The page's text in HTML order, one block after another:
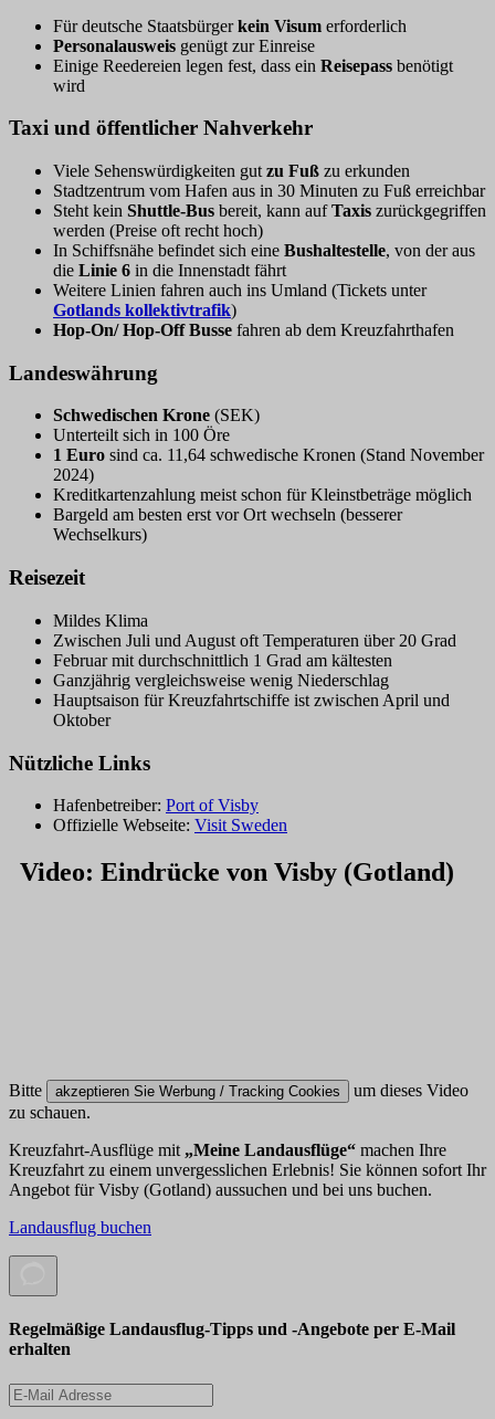
Für deutsche Staatsbürgerkein Visum erforderlich
Personalausweis genügt zur Einreise
Einige Reedereien legen fest, dass ein Reisepass benötigt
wird
Taxi und öffentlicher Nahverkehr
Viele Sehenswürdigkeiten gut zu Fuß zu erkunden
Stadtzentrum vom Hafen aus in 30 Minuten zu Fuß erreichbar
Steht kein Shuttle-Bus bereit, kann aufTaxis zurückgegriffen
werden (Preise oft recht hoch)
In Schiffsnähe befindet sich eine Bushaltestelle, von der aus
die Linie 6 in die Innenstadt fährt
Weitere Linien fahren auch ins Umland (Tickets unter
Gotlands kollektivtrafik)
Hop-On/ Hop-Off Busse fahren ab dem Kreuzfahrthafen
Landeswährung
Schwedischen Krone (SEK)
Unterteilt sich in 100 Öre
1 Euro sind ca. 11,64 schwedische Kronen (Stand November
2024)
Kreditkartenzahlung meist schon für Kleinstbeträge möglich
Bargeld am besten erst vor Ort wechseln (besserer
Wechselkurs)
Reisezeit
Mildes Klima
Zwischen Juli und August oft Temperaturen über 20 Grad
Februar mit durchschnittlich 1 Grad am kältesten
Ganzjährig vergleichsweise wenig Niederschlag
Hauptsaison für Kreuzfahrtschiffe ist zwischen April und
Oktober
Nützliche Links
Hafenbetreiber: Port of Visby
Offizielle Webseite: Visit Sweden
Video: Eindrücke von Visby (Gotland)
Bitte akzeptieren Sie Werbung / Tracking Cookies
um dieses Video
zu schauen.
Kreuzfahrt-Ausflüge mit „Meine Landausflüge“ machen Ihre
Kreuzfahrt zu einem unvergesslichen Erlebnis! Sie können sofort Ihr
Angebot für Visby (Gotland) aussuchen und bei uns buchen.
Landausflug buchen
Regelmäßige Landausflug-Tipps und -Angebote per E-Mail
erhalten